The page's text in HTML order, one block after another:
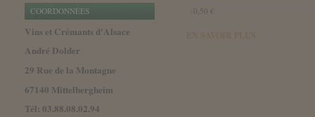
COORDONNÉES
Vins et Crémants d'Alsace
André Dolder
29 Rue de la Montagne
67140 Mittelbergheim
Tél: 03.88.08.02.94
-0,50 €